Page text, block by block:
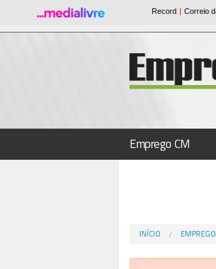
Emprego CM
INÍCIO EMPREGO